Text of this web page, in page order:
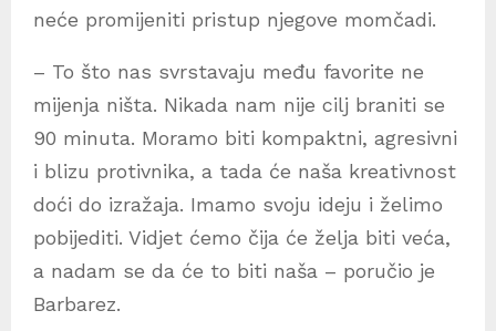
neće promijeniti pristup njegove momčadi.
– To što nas svrstavaju među favorite ne
mijenja ništa. Nikada nam nije cilj braniti se
90 minuta. Moramo biti kompaktni, agresivni
i blizu protivnika, a tada će naša kreativnost
doći do izražaja. Imamo svoju ideju i želimo
pobijediti. Vidjet ćemo čija će želja biti veća,
a nadam se da će to biti naša – poručio je
Barbarez.